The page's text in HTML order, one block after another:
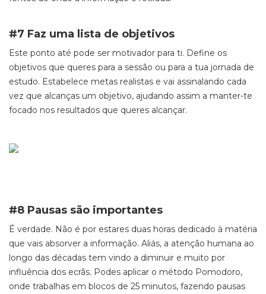
#7 Faz uma lista de objetivos
Este ponto até pode ser motivador para ti. Define os
objetivos que queres para a sessão ou para a tua jornada de
estudo. Estabelece metas realistas e vai assinalando cada
vez que alcanças um objetivo, ajudando assim a manter-te
focado nos resultados que queres alcançar.
#8 Pausas são importantes
É verdade. Não é por estares duas horas dedicado à matéria
que vais absorver a informação. Aliás, a atenção humana ao
longo das décadas tem vindo a diminuir e muito por
influência dos ecrãs. Podes aplicar o método Pomodoro,
onde trabalhas em blocos de 25 minutos, fazendo pausas